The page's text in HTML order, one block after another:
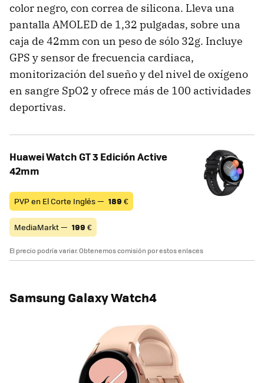
color negro, con correa de silicona. Lleva una
pantalla AMOLED de 1,32 pulgadas, sobre una
caja de 42mm con un peso de sólo 32g. Incluye
GPS y sensor de frecuencia cardiaca,
monitorización del sueño y del nivel de oxígeno
en sangre SpO2 y ofrece más de 100 actividades
deportivas.
Huawei Watch GT 3 Edición Active
42mm
PVP en El Corte Inglés — 189 €
MediaMarkt — 199 €
El precio podría variar. Obtenemos comisión por estos enlaces
Samsung Galaxy Watch4